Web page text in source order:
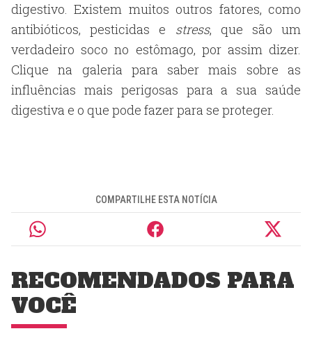
digestivo. Existem muitos outros fatores, como
antibióticos, pesticidas e stress, que são um
verdadeiro soco no estômago, por assim dizer.
Clique na galeria para saber mais sobre as
influências mais perigosas para a sua saúde
digestiva e o que pode fazer para se proteger.
COMPARTILHE ESTA NOTÍCIA
RECOMENDADOS PARA
VOCÊ